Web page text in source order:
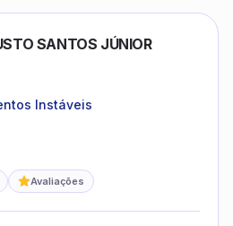
SANTOS JÚNIOR
Instáveis
Avaliações